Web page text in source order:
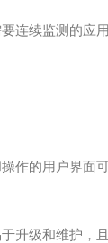
续监测的应用
的用户界面可
级和维护，且